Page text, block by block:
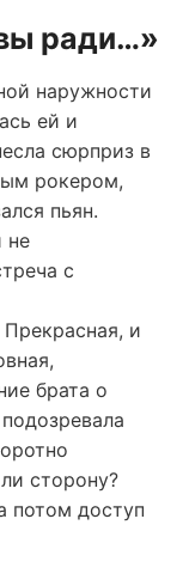
ради…»
наружности
ей и
сюрприз в
рокером,
пьян.
не
с
и
брата о
сторону?
потом доступ